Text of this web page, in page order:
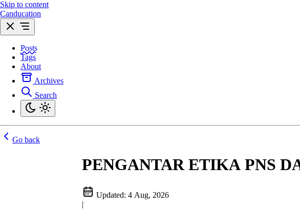
Skip to content
Canducation
Posts
Tags
About
Archives
Search
Go back
PENGANTAR ETIKA PNS
Updated: 4 Aug, 2026
|